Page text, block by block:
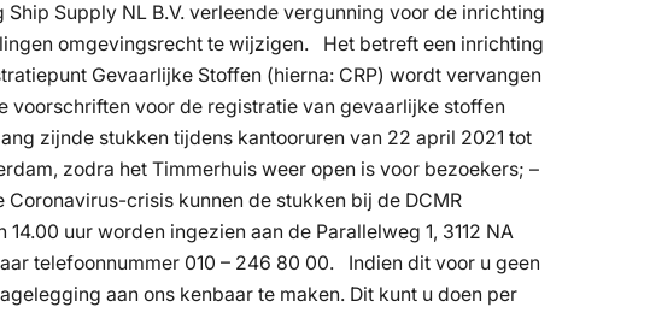
Supply NL B.V. verleende vergunning voor de inrichting
omgevingsrecht te wijzigen. Het betreft een inrichting
Gevaarlijke Stoffen (hierna: CRP) wordt vervangen
voorschriften voor de registratie van gevaarlijke stoffen
zijnde stukken tijdens kantooruren van 22 april 2021 tot
zodra het Timmerhuis weer open is voor bezoekers; –
crisis kunnen de stukken bij de DCMR
uur worden ingezien aan de Parallelweg 1, 3112 NA
telefoonnummer 010 – 246 80 00. Indien dit voor u geen
aan ons kenbaar te maken. Dit kunt u doen per